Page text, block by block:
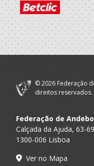
© 2026 Federação
direitos reservados.
Federação de
Calçada da Ajuda, 63-69
1300-006 Lisboa
Ver no Mapa